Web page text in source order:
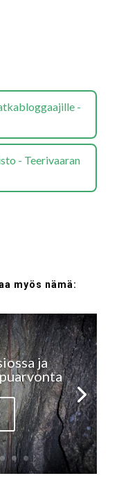
-
- Teerivaaran
myös nämä:
ja